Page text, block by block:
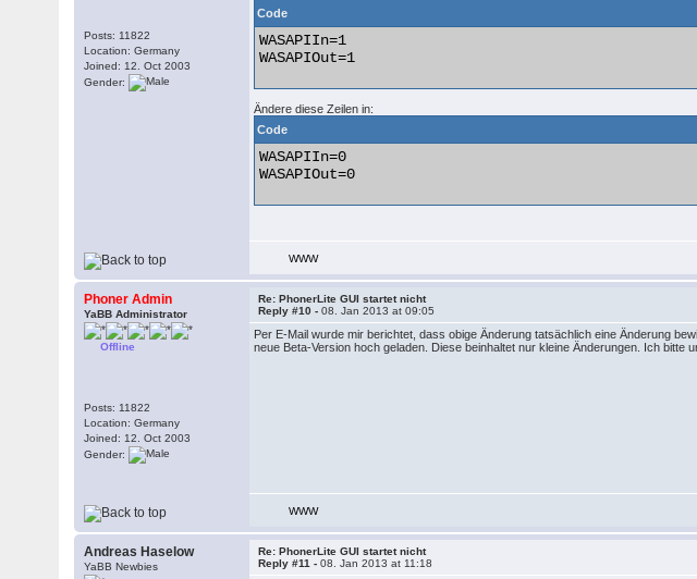
Posts: 11822
Location: Germany
Joined: 12. Oct 2003
Gender:
Code
WASAPIIn=1
WASAPIOut=1
Ändere diese Zeilen in:
Code
WASAPIIn=0
WASAPIOut=0
WWW
Phoner Admin
YaBB Administrator
Offline
Posts: 11822
Location: Germany
Joined: 12. Oct 2003
Gender:
Re: PhonerLite GUI startet nicht
Reply #10 -08. Jan 2013 at 09:05
Per E-Mail wurde mir berichtet, dass obige Änderung tatsächlich eine Änderung
neue Beta-Version hoch geladen. Diese beinhaltet nur kleine Änderungen. Ich bitte
WWW
Andreas Haselow
YaBB Newbies
Re: PhonerLite GUI startet nicht
Reply #11 -08. Jan 2013 at 11:18